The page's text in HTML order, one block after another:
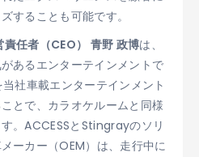
することも可能です。
任者（CEO） 青野 政博は、
あるエンターテインメントで
社車載エンターテインメント
とで、カラオケルームと同様
。ACCESSとStingrayのソリ
ーカー（OEM）は、走行中に